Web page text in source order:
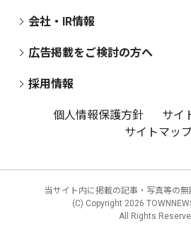
会社・IR情報
広告掲載をご検討の方へ
採用情報
個人情報保護方針
サイ
サイトマッ
当サイト内に掲載の記事・写真等の無
(C) Copyright 2026
All Rights